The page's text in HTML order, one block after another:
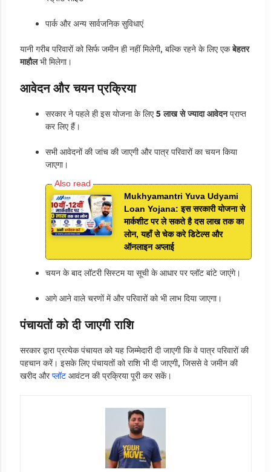
पार्क और अन्य सार्वजनिक सुविधाएं
यानी गरीब परिवारों को सिर्फ जमीन ही नहीं मिलेगी, बल्कि रहने के लिए एकबेहतर
माहौलभी मिलेगा।
आवेदन और चयन प्रक्रिया
सरकार ने पहले ही इस योजना के लिए5 लाख से ज्यादा आवेदनप्राप्त
कर लिए हैं।
सभी आवेदनों की जांच की जाएगी और पात्र परिवारों का चयन किया
जाएगा।
Mukhyamantri Yuva Udyami
Loan Yojana: इस सरकारी योजना से
मार्कशीट पर ले सकते है दस लाख तक का
लोन, यहाँ से चेक करे डिटेल्स और
ऑनलाइन अप्लाई
चयन के बाद लॉटरी सिस्टम या सूची के आधार पर प्लॉट बांटे जाएंगे।
आगे आने वाले चरणों में और परिवारों को भी लाभ दिया जाएगा।
पंचायतों को दी जाएगी राशि
सरकार द्वारा प्रत्येक पंचायत को यह जिम्मेदारी दी जाएगी कि वे पात्र परिवारों की
पहचान करें। इसके लिए पंचायतों को राशि भी दी जाएगी, जिससे वे जमीन की
खरीद औरप्लॉटआवंटन की प्रक्रिया पूरी कर सकें।